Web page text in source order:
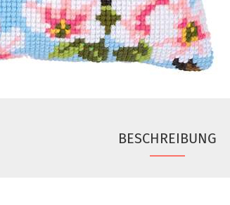
BESCHREIBUNG